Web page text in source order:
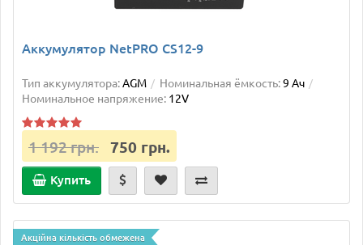
Аккумулятор NetPRO CS12-9
Тип аккумулятора:AGM Номинальная ёмкость:9 Ач
Номинальное напряжение: 12V
1 192 грн. 750 грн.
Купить
Акційна кількість обмежена